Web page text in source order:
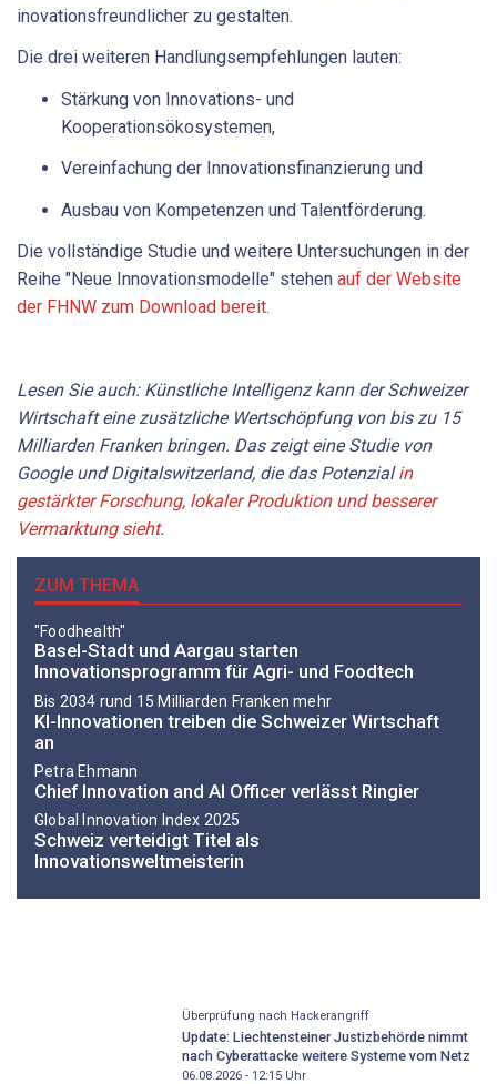
inovationsfreundlicher zu gestalten.
Die drei weiteren Handlungsempfehlungen lauten:
Stärkung von Innovations- und
Kooperationsökosystemen,
Vereinfachung der Innovationsfinanzierung und
Ausbau von Kompetenzen und Talentförderung.
Die vollständige Studie und weitere Untersuchungen in der
Reihe "Neue Innovationsmodelle" stehen auf der Website
der FHNW zum Download bereit.
Lesen Sie auch: Künstliche Intelligenz kann der Schweizer
Wirtschaft eine zusätzliche Wertschöpfung von bis zu 15
Milliarden Franken bringen. Das zeigt eine Studie von
Google und Digitalswitzerland, die das Potenzialin
gestärkter Forschung, lokaler Produktion und besserer
Vermarktung sieht.
ZUM THEMA
"Foodhealth"
Basel-Stadt und Aargau starten
Innovationsprogramm für Agri- und Foodtech
Bis 2034 rund 15 Milliarden Franken mehr
KI-Innovationen treiben die Schweizer Wirtschaft
an
Petra Ehmann
Chief Innovation and AI Officer verlässt Ringier
Global Innovation Index 2025
Schweiz verteidigt Titel als
Innovationsweltmeisterin
Überprüfung nach Hackerangriff
Update: Liechtensteiner Justizbehörde nimmt
nach Cyberattacke weitere Systeme vom Netz
06.08.2026 - 12:15Uhr